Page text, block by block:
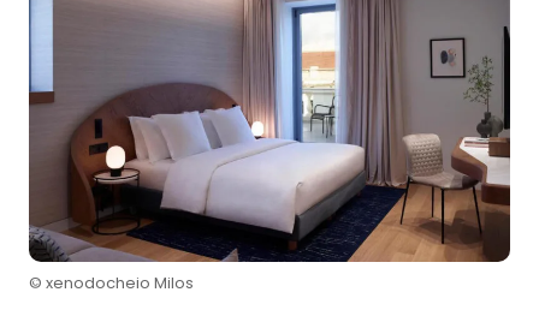
© xenodocheio Milos